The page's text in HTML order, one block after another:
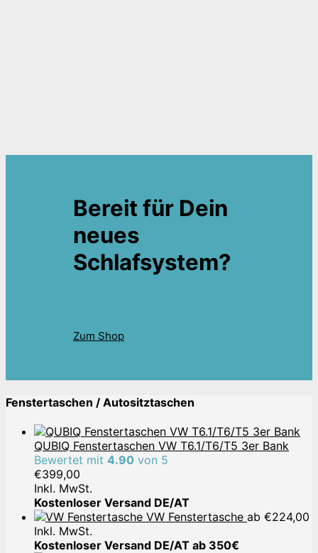
Bereit für Dein
neues
Schlafsystem?
Zum Shop
Fenstertaschen / Autositztaschen
QUBIQ Fenstertaschen VW T6.1/T6/T5 3er Bank
Bewertet mit 4.90 von 5
€399,00
Inkl. MwSt.
Kostenloser Versand DE/AT
VW Fenstertasche ab €224,00
Inkl. MwSt.
Kostenloser Versand DE/AT ab 350€